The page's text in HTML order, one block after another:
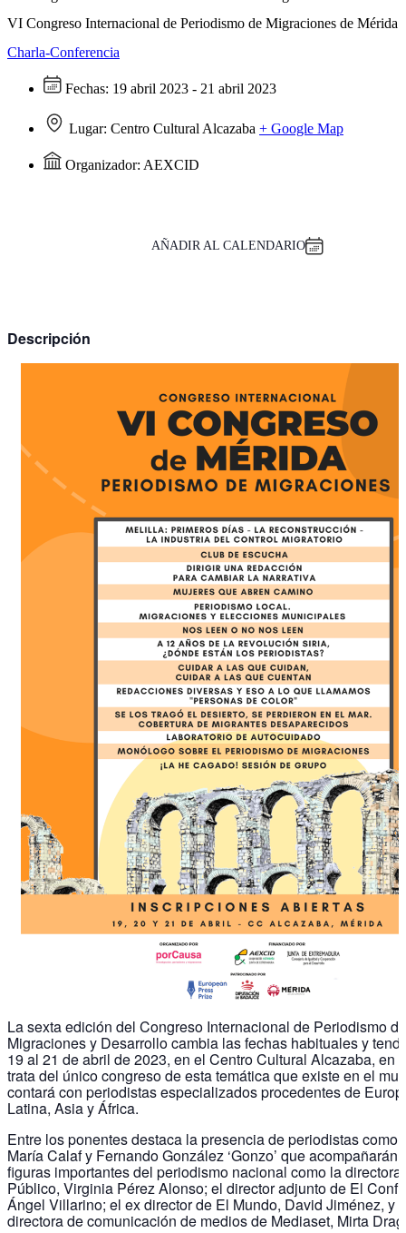
VI Congreso Internacional de Periodismo de Migraciones de Mérida
Charla-Conferencia
Fechas: 19 abril 2023 - 21 abril 2023
Lugar: Centro Cultural Alcazaba + Google Map
Organizador: AEXCID
AÑADIR AL CALENDARIO
Descripción
La sexta edición del Congreso Internacional de Periodismo de
Migraciones y Desarrollo cambia las fechas habituales y
19 al 21 de abril de 2023, en el Centro Cultural Alcazaba, en
trata del único congreso de esta temática que existe en el
contará con periodistas especializados procedentes de
Latina, Asia y África.
Entre los ponentes destaca la presencia de periodistas como
María Calaf y Fernando González ‘Gonzo’ que acompañarán
figuras importantes del periodismo nacional como la
Público, Virginia Pérez Alonso; el director adjunto de El
Ángel Villarino; el ex director de El Mundo, David Jiménez, y
directora de comunicación de medios de Mediaset, Mirta